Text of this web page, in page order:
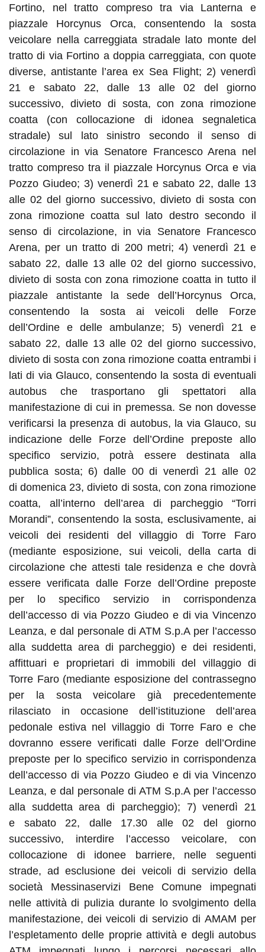
Fortino, nel tratto compreso tra via Lanterna e
piazzale Horcynus Orca, consentendo la sosta
veicolare nella carreggiata stradale lato monte del
tratto di via Fortino a doppia carreggiata, con quote
diverse, antistante l’area ex Sea Flight; 2) venerdì
21 e sabato 22, dalle 13 alle 02 del giorno
successivo, divieto di sosta, con zona rimozione
coatta (con collocazione di idonea segnaletica
stradale) sul lato sinistro secondo il senso di
circolazione in via Senatore Francesco Arena nel
tratto compreso tra il piazzale Horcynus Orca e via
Pozzo Giudeo; 3) venerdì 21esabato 22, dalle 13
alle 02 del giorno successivo, divieto di sosta con
zona rimozione coatta sul lato destro secondo il
senso di circolazione, in via Senatore Francesco
Arena, per un tratto di 200 metri; 4) venerdì 21e
sabato 22, dalle 13 alle 02 del giorno successivo,
divieto di sosta con zona rimozione coatta in tutto il
piazzale antistante la sede dell’Horcynus Orca,
consentendo la sosta ai veicoli delle Forze
dell’Ordine e delle ambulanze; 5) venerdì 21e
sabato 22, dalle 13 alle 02 del giorno successivo,
divieto di sosta con zona rimozione coatta entrambi i
lati di via Glauco, consentendo la sosta di eventuali
autobus che trasportano gli spettatori alla
manifestazione di cui in premessa. Se non dovesse
verificarsi la presenza di autobus, la via Glauco, su
indicazione delle Forze dell’Ordine preposte allo
specificoservizio, potrà essere destinata alla
pubblica sosta; 6) dalle 00 di venerdì 21 alle 02
di domenica 23, divieto di sosta, con zona rimozione
coatta, all’interno dell’area di parcheggio “Torri
Morandi”, consentendo la sosta, esclusivamente, ai
veicoli dei residenti del villaggio di Torre Faro
(mediante esposizione, sui veicoli, della carta di
circolazione che attesti tale residenza e che dovrà
essere verificata dalle Forze dell’Ordine preposte
per lo specifico servizio in corrispondenza
dell’accesso di via Pozzo Giudeo e di via Vincenzo
Leanza, e dal personale diATM S.p.A per l’accesso
alla suddetta area di parcheggio) e dei residenti,
affittuari e proprietari di immobili del villaggio di
Torre Faro (mediante esposizione del contrassegno
per la sosta veicolare già precedentemente
rilasciato in occasione dell’istituzione dell’area
pedonale estiva nel villaggio di Torre Faro e che
dovranno essere verificati dalle Forze dell’Ordine
preposte per lo specifico servizio in corrispondenza
dell’accesso di via Pozzo Giudeo e di via Vincenzo
Leanza, e dal personale diATM S.p.A per l’accesso
alla suddetta area di parcheggio); 7) venerdì
21
e sabato 22, dalle 17.30 alle 02 del giorno
successivo, interdire l’accesso veicolare, con
collocazione di idonee barriere, nelle seguenti
strade, ad esclusione dei veicoli di servizio della
società Messinaservizi Bene Comune impegnati
nelle attività di pulizia durante lo svolgimento della
manifestazione, dei veicoli di servizio di AMAM per
l’espletamento delle proprie attività e degli autobus